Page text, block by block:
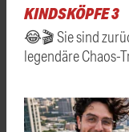
KINDSKÖPFE 3
😂🎬 Sie sind
legendäre Chaos-